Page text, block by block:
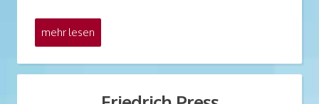
mehr lesen